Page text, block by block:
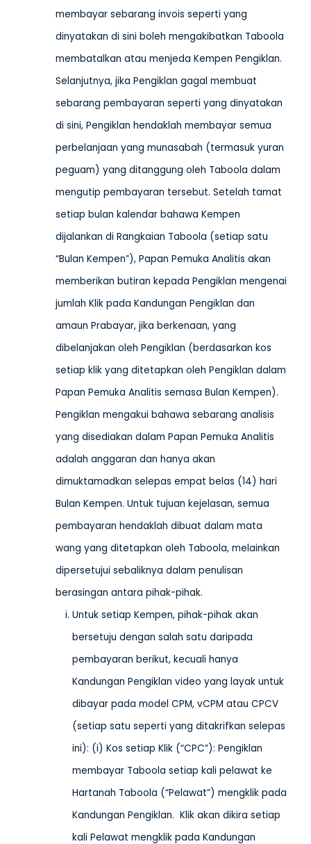
membayar sebarang invois seperti yang
dinyatakan di sini boleh mengakibatkan Taboola
membatalkan atau menjeda Kempen Pengiklan.
Selanjutnya, jika Pengiklan gagal membuat
sebarang pembayaran seperti yang dinyatakan
di sini, Pengiklan hendaklah membayar semua
perbelanjaan yang munasabah (termasuk yuran
peguam) yang ditanggung oleh Taboola dalam
mengutip pembayaran tersebut. Setelah tamat
setiap bulan kalendar bahawa Kempen
dijalankan di Rangkaian Taboola (setiap satu
“Bulan Kempen”), Papan Pemuka Analitis akan
memberikan butiran kepada Pengiklan mengenai
jumlah Klik pada Kandungan Pengiklan dan
amaun Prabayar, jika berkenaan, yang
dibelanjakan oleh Pengiklan (berdasarkan kos
setiap klik yang ditetapkan oleh Pengiklan dalam
Papan Pemuka Analitis semasa Bulan Kempen).
Pengiklan mengakui bahawa sebarang analisis
yang disediakan dalam Papan Pemuka Analitis
adalah anggaran dan hanya akan
dimuktamadkan selepas empat belas (14) hari
Bulan Kempen. Untuk tujuan kejelasan, semua
pembayaran hendaklah dibuat dalam mata
wang yang ditetapkan oleh Taboola, melainkan
dipersetujui sebaliknya dalam penulisan
berasingan antara pihak-pihak.
Untuk setiap Kempen, pihak-pihak akan
bersetuju dengan salah satu daripada
pembayaran berikut, kecuali hanya
Kandungan Pengiklan video yang layak untuk
dibayar pada model CPM, vCPM atau CPCV
(setiap satu seperti yang ditakrifkan selepas
ini): (i) Kos setiap Klik (“CPC”): Pengiklan
membayar Taboola setiap kali pelawat ke
Hartanah Taboola (“Pelawat”) mengklik pada
Kandungan Pengiklan. Klik akan dikira setiap
kali Pelawat mengklik pada Kandungan